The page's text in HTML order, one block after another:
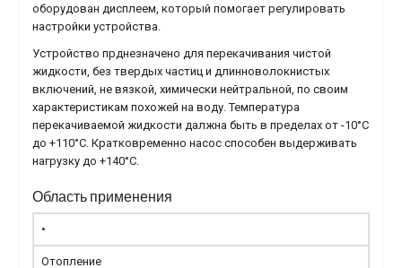
оборудован дисплеем, который помогает регулировать
настройки устройства.
Устройство прднезначено для перекачивания чистой
жидкости, без твердых частиц и длинноволокнистых
включений, не вязкой, химически нейтральной, по своим
характеристикам похожей на воду. Температура
перекачиваемой жидкости далжна быть в пределах от -10°С
до +110°С. Кратковременно насос способен выдерживать
нагрузку до +140°С.
Область применения
•
Отопление